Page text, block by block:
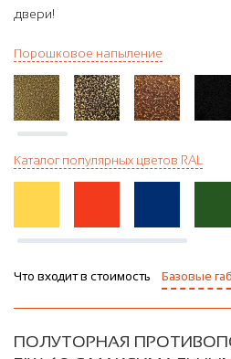
двери!
Порошковое напыление
Каталог популярных цветов RAL
Что входит в стоимость Базовые
ПОЛУТОРНАЯ